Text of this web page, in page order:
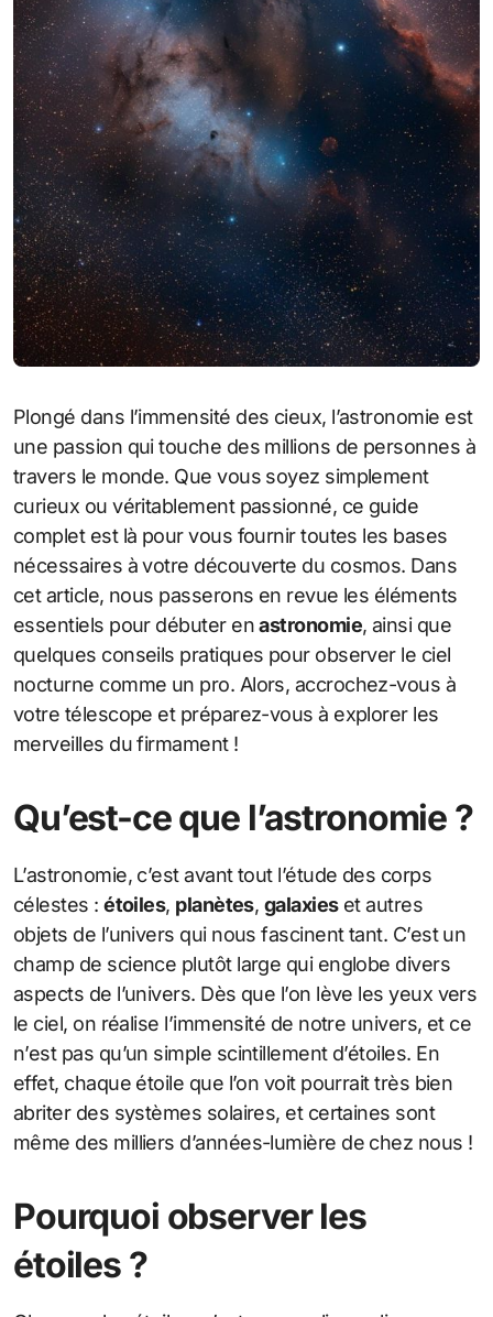
Plongé dans l’immensité des cieux, l’astronomie est
une passion qui touche des millions de personnes à
travers le monde. Que vous soyez simplement
curieux ou véritablement passionné, ce guide
complet est là pour vous fournir toutes les bases
nécessaires à votre découverte du cosmos. Dans
cet article, nous passerons en revue les éléments
essentiels pour débuter enastronomie, ainsi que
quelques conseils pratiques pour observer le ciel
nocturne comme un pro. Alors, accrochez-vous à
votre télescope et préparez-vous à explorer les
merveilles du firmament !
Qu’est-ce que l’astronomie ?
L’astronomie, c’est avant tout l’étude des corps
célestes :étoiles, planètes, galaxieset autres
objets de l’univers qui nous fascinent tant. C’est un
champ de science plutôt large qui englobe divers
aspects de l’univers. Dès que l’on lève les yeux vers
le ciel, on réalise l’immensité de notre univers, et ce
n’est pas qu’un simple scintillement d’étoiles. En
effet, chaque étoile que l’on voit pourrait très bien
abriter des systèmes solaires, et certaines sont
même des milliers d’années-lumière de chez nous !
Pourquoi observer les
étoiles ?